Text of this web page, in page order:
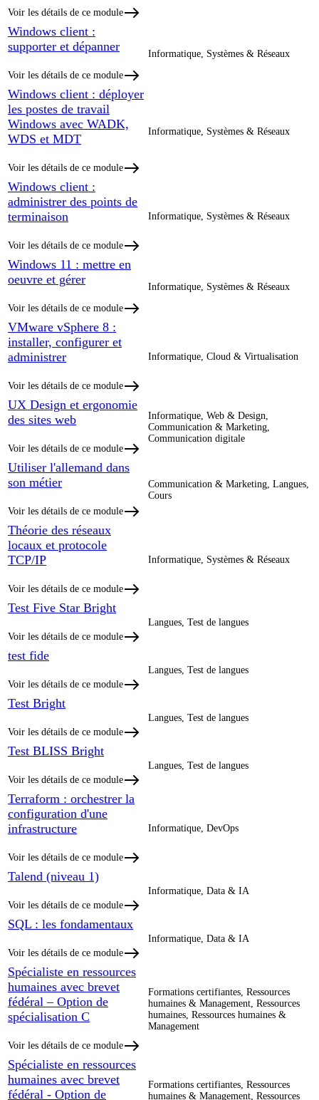
Voir les détails de ce module
Windows client :
supporter et dépanner
Voir les détails de ce module
Informatique, Systèmes & Réseaux
Windows client : déployer
les postes de travail
Windows avec WADK,
WDS et MDT
Voir les détails de ce module
Informatique, Systèmes & Réseaux
Windows client :
administrer des points de
terminaison
Voir les détails de ce module
Informatique, Systèmes & Réseaux
Windows 11 : mettre en
oeuvre et gérer
Voir les détails de ce module
Informatique, Systèmes & Réseaux
VMware vSphere 8 :
installer, configurer et
administrer
Voir les détails de ce module
Informatique, Cloud & Virtualisation
UX Design et ergonomie
des sites web
Voir les détails de ce module
Informatique, Web & Design,
Communication & Marketing,
Communication digitale
Utiliser l'allemand dans
son métier
Voir les détails de ce module
Communication & Marketing, Langues,
Cours
Théorie des réseaux
locaux et protocole
TCP/IP
Voir les détails de ce module
Informatique, Systèmes & Réseaux
Test Five Star Bright
Voir les détails de ce module
Langues, Test de langues
test fide
Voir les détails de ce module
Langues, Test de langues
Test Bright
Voir les détails de ce module
Langues, Test de langues
Test BLISS Bright
Voir les détails de ce module
Langues, Test de langues
Terraform : orchestrer la
configuration d'une
infrastructure
Voir les détails de ce module
Informatique, DevOps
Talend (niveau 1)
Voir les détails de ce module
Informatique, Data & IA
SQL : les fondamentaux
Voir les détails de ce module
Informatique, Data & IA
Spécialiste en ressources
humaines avec brevet
fédéral – Option de
spécialisation C
Voir les détails de ce module
Formations certifiantes, Ressources
humaines & Management, Ressources
humaines, Ressources humaines &
Management
Spécialiste en ressources
humaines avec brevet
fédéral - Option de
Formations certifiantes, Ressources
humaines & Management, Ressources